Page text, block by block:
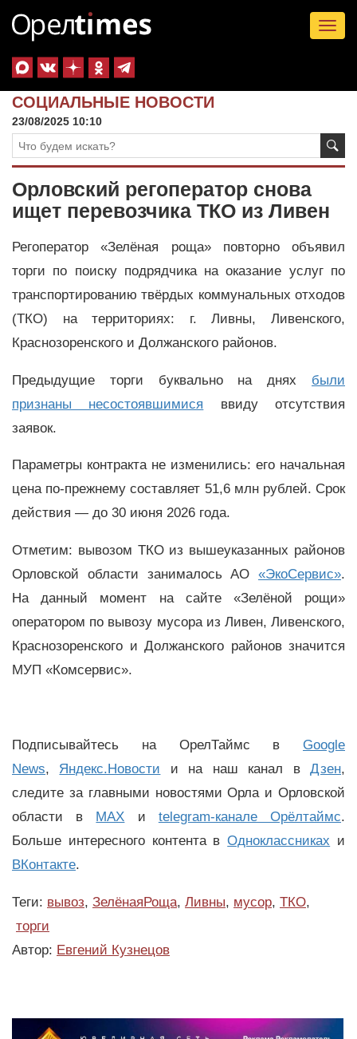
СОЦИАЛЬНЫЕ НОВОСТИ
23/08/2025 10:10
Орловский регоператор снова
ищет перевозчика ТКО из Ливен
Регоператор «Зелёная роща» повторно объявил
торги по поиску подрядчика на оказание услуг по
транспортированию твёрдых коммунальных отходов
(ТКО) на территориях: г. Ливны, Ливенского,
Краснозоренского и Должанского районов.
Предыдущие торги буквально на днях были
признаны несостоявшимися ввиду отсутствия
заявок.
Параметры контракта не изменились: его начальная
цена по-прежнему составляет 51,6 млн рублей. Срок
действия — до 30 июня 2026 года.
Отметим: вывозом ТКО из вышеуказанных районов
Орловской области занималось АО «ЭкоСервис».
На данный момент на сайте «Зелёной рощи»
оператором по вывозу мусора из Ливен, Ливенского,
Краснозоренского и Должанского районов значится
МУП «Комсервис».
Подписывайтесь на ОрелТаймс в Google
News, Яндекс.Новости и на наш канал вДзен,
следите за главными новостями Орла и Орловской
области в MAX и telegram-канале Орёлтаймс.
Больше интересного контента вОдноклассниках и
ВКонтакте.
Теги: вывоз, ЗелёнаяРоща, Ливны, мусор, ТКО,
торги
Автор: Евгений Кузнецов